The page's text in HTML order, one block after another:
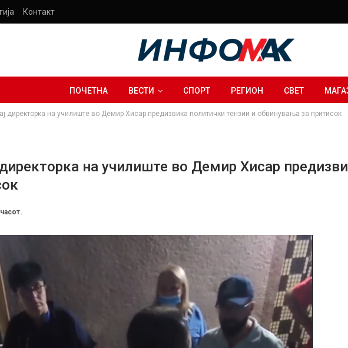
Контакт
ПОЧЕТНА ВЕСТИ СПОРТ РЕГИОН СВЕТ
директорка на училиште во Демир Хисар предизвика политички тензии и обвинувања за притисок
на училиште во Демир Хисар